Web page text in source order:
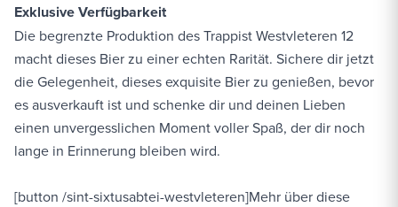
Exklusive Verfügbarkeit
Die begrenzte Produktion des Trappist Westvleteren 12
macht dieses Bier zu einer echten Rarität. Sichere dir jetzt
die Gelegenheit, dieses exquisite Bier zu genießen, bevor
es ausverkauft ist und schenke dir und deinen Lieben
einen unvergesslichen Moment voller Spaß, der dir noch
lange in Erinnerung bleiben wird.
[button /sint-sixtusabtei-westvleteren]Mehr über diese